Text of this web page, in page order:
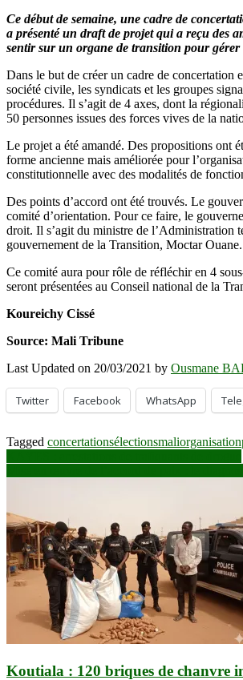
Ce début de semaine, une cadre de
a présenté un draft de projet qui a reçu des
sentir sur un organe de transition pour gérer
Dans le but de créer un cadre de concertation
société civile, les syndicats et les groupes
procédures. Il s’agit de 4 axes, dont la
50 personnes issues des forces vives de la
Le projet a été amandé. Des propositions ont
forme ancienne mais améliorée pour
constitutionnelle avec des modalités de
Des points d’accord ont été trouvés. Le
comité d’orientation. Pour ce faire, le
droit. Il s’agit du ministre de l’Administration
gouvernement de la Transition, Moctar Ouane.
Ce comité aura pour rôle de réfléchir en 4
seront présentées au Conseil national de la
Koureichy Cissé
Source: Mali Tribune
Last Updated on 20/03/2021 by Ousmane
Twitter Facebook WhatsApp
Tagged concertationsélectionsmaliorganisation
Navigation
de
Koutiala : 120 briques de chanvre